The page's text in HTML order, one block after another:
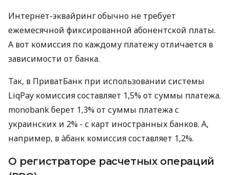
Интернет-эквайринг обычно не требует
ежемесячной фиксированной абонентской платы.
А вот комиссия по каждому платежу отличается в
зависимости от банка.
Так, в ПриватБанк при использовании системы
LiqPay комиссия составляет 1,5% от суммы платежа.
monobank берет 1,3% от суммы платежа с
украинских и 2% - с карт иностранных банков. А,
например, в àбанк комиссия составляет 1,2%.
О регистраторе расчетных операций